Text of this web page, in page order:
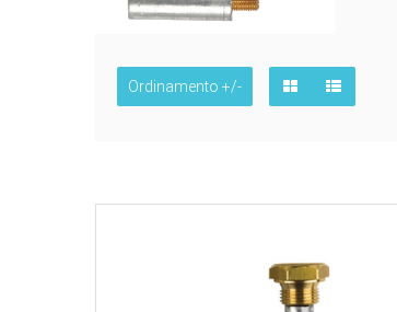
Ordinamento +/-